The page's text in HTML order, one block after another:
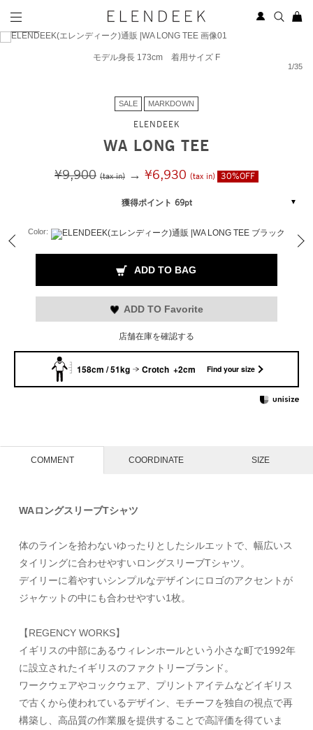
1/35
モデル身長 173cm 着用サイズ F
SALE MARKDOWN
ELENDEEK
WA LONG TEE
¥9,900 (tax in) → ¥6,930 (tax in) 30%OFF
獲得ポイント 69pt
Color:
ADD TO BAG
ADD TO Favorite
店舗在庫を確認する
158cm / 51kg Crotch +2cm Find your size
COMMENT COORDINATE SIZE
WAロングスリーブTシャツ
体のラインを拾わないゆったりとしたシルエットで、幅広いス
タイリングに合わせやすいロングスリーブTシャツ。
デイリーに着やすいシンプルなデザインにロゴのアクセントが
ジャケットの中にも合わせやすい1枚。
【REGENCY WORKS】
イギリスの中部にあるウィレンホールという小さな町で1992年
に設立されたイギリスのファクトリーブランド。
ワークウェアやコックウェア、プリントアイテムなどイギリス
で古くから使われているデザイン、モチーフを独自の視点で再
構築し、高品質の作業服を提供することで高評価を得ていま